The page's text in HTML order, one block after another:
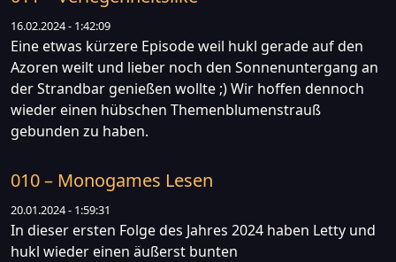
16.02.2024 - 1:42:09
Eine etwas kürzere Episode weil hukl gerade auf den
Azoren weilt und lieber noch den Sonnenuntergang an
der Strandbar genießen wollte ;) Wir hoffen dennoch
wieder einen hübschen Themenblumenstrauß
gebunden zu haben.
010 – Monogames Lesen
20.01.2024 - 1:59:31
In dieser ersten Folge des Jahres 2024 haben Letty und
hukl wieder einen äußerst bunten